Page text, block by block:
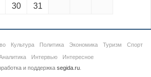
30 31
Культура Политика Экономика Туризм
Спорт
Интервью
Интересное
и поддержка segida.ru.